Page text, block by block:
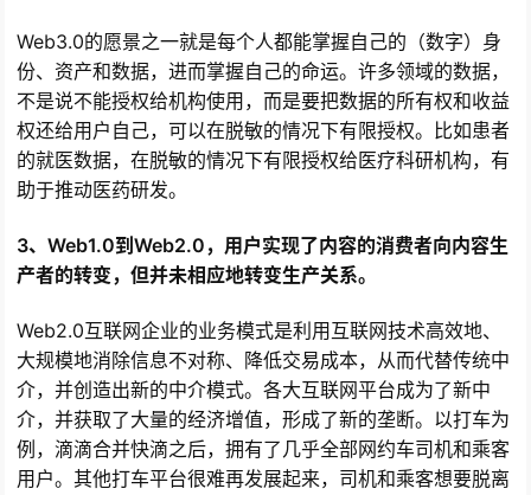
Web3.0的愿景之一就是每个人都能掌握自己的（数字）身
份、资产和数据，进而掌握自己的命运。许多领域的数据，
不是说不能授权给机构使用，而是要把数据的所有权和收益
权还给用户自己，可以在脱敏的情况下有限授权。比如患者
的就医数据，在脱敏的情况下有限授权给医疗科研机构，有
助于推动医药研发。
3、Web1.0到Web2.0，用户实现了内容的消费者向内容生
产者的转变，但并未相应地转变生产关系。
Web2.0互联网企业的业务模式是利用互联网技术高效地、
大规模地消除信息不对称、降低交易成本，从而代替传统中
介，并创造出新的中介模式。各大互联网平台成为了新中
介，并获取了大量的经济增值，形成了新的垄断。以打车为
例，滴滴合并快滴之后，拥有了几乎全部网约车司机和乘客
用户。其他打车平台很难再发展起来，司机和乘客想要脱离